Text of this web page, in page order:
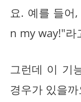
요. 예를 들어
n my way!"라
그런데 이 기
경우가 있을